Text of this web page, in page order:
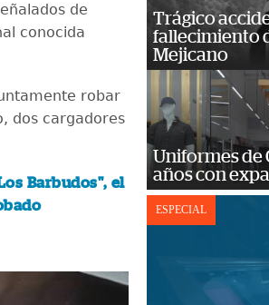
de
conocida
robar
dos cargadores
Barbudos", el
Trágico
fallecimiento
Mejicano
Uniformes de
años con
ESPECIAL